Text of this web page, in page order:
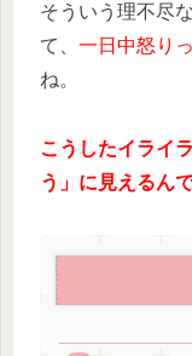
そういう理不尽
て、 一日中怒り
ね。
こうしたイライ
う」に見えるんで